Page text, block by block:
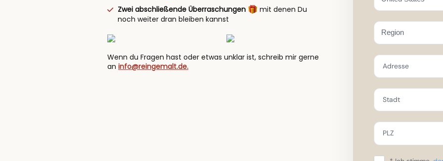
Zwei abschließende Überraschungen
mit denen Du
noch weiter dran bleiben kannst
Wenn du Fragen hast oder etwas unklar ist, schreib mir gerne
an info@reingemalt.de. Adresse
Stadt
PLZ